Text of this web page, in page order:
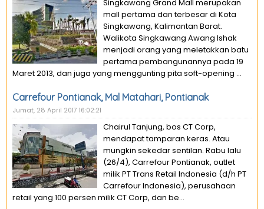
Singkawang Grand Mall merupakan
mall pertama dan terbesar di Kota
Singkawang, Kalimantan Barat.
Walikota Singkawang Awang Ishak
menjadi orang yang meletakkan batu
pertama pembangunannya pada 19
Maret 2013, dan juga yang menggunting pita soft-opening ...
Carrefour Pontianak, Mal Matahari, Pontianak
Jumat, 28 April 2017 16:02:21
Chairul Tanjung, bos CT Corp,
mendapat tamparan keras. Atau
mungkin sekedar sentilan. Rabu lalu
(26/4), Carrefour Pontianak, outlet
milik PT Trans Retail Indonesia (d/h PT
Carrefour Indonesia), perusahaan
retail yang 100 persen milik CT Corp, dan be...